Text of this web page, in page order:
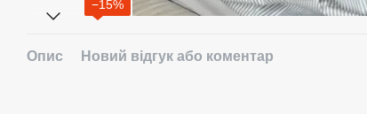
−15%
Опис Новий відгук або коментар